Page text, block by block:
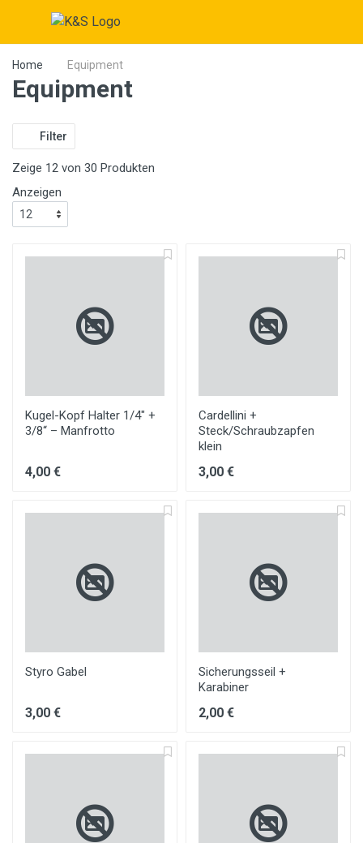
Home Equipment
Equipment
Filter
Zeige 12 von 30 Produkten
Anzeigen
Kugel-Kopf Halter 1/4" +
3/8“ – Manfrotto
4,00 €
Cardellini +
Steck/Schraubzapfen
klein
3,00 €
Styro Gabel
3,00 €
Sicherungsseil +
Karabiner
2,00 €